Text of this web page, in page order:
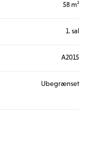
58 m²
1. sal
A2015
Ubegrænset